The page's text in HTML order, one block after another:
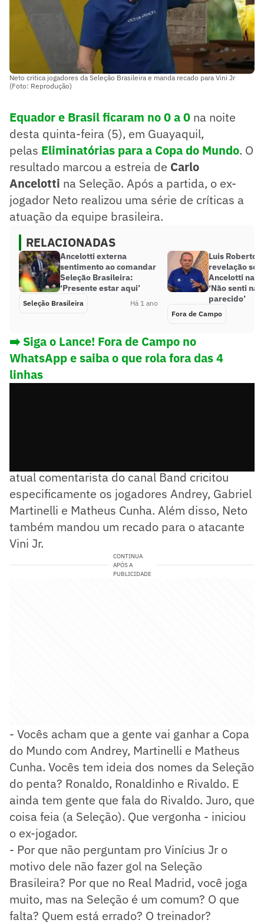
Neto critica jogadores da Seleção Brasileira e manda recado para Vini Jr
(Foto: Reprodução)
Equador e Brasil ficaram no 0 a 0 na noite
desta quinta-feira (5), em Guayaquil,
pelas Eliminatórias para a Copa do Mundo. O
resultado marcou a estreia de Carlo
Ancelotti na Seleção. Após a partida, o ex-
jogador Neto realizou uma série de críticas a
atuação da equipe brasileira.
RELACIONADAS
Ancelotti externa
sentimento ao comandar
Seleção Brasileira:
‘Presente estar aqui’
Seleção Brasileira Há 1 ano
Luis Roberto
revelação
Ancelotti na
‘Não senti
parecido’
Fora de Campo
➡️ Siga o Lance! Fora de Campo no
WhatsApp e saiba o que rola fora das 4
linhas
atual comentarista do canal Band cricitou
especificamente os jogadores Andrey, Gabriel
Martinelli e Matheus Cunha. Além disso, Neto
também mandou um recado para o atacante
Vini Jr.
CONTINUA
APÓS A
PUBLICIDADE
- Vocês acham que a gente vai ganhar a Copa
do Mundo com Andrey, Martinelli e Matheus
Cunha. Vocês tem ideia dos nomes da Seleção
do penta? Ronaldo, Ronaldinho e Rivaldo. E
ainda tem gente que fala do Rivaldo. Juro, que
coisa feia (a Seleção). Que vergonha - iniciou
o ex-jogador.
- Por que não perguntam pro Vinícius Jr o
motivo dele não fazer gol na Seleção
Brasileira? Por que no Real Madrid, você joga
muito, mas na Seleção é um comum? O que
falta? Quem está errado? O treinador?